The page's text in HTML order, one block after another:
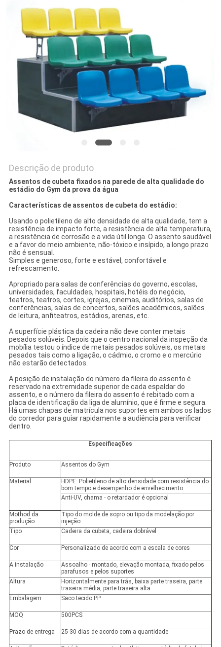
SITE
PRIVACY
POLICY
Descrição de produto
Assentos de cubeta fixados na parede de alta qualidade do
estádio do Gym da prova da água
Características de assentos de cubeta do estádio:
Usando o polietileno de alto densidade de alta qualidade, tem a
resistência de impacto forte, a resistência de alta temperatura,
a resistência de corrosão e a vida útil longa. O assento saudável
e a favor do meio ambiente, não-tóxico e insípido, a longo prazo
não é sensual.
Simples e generoso, forte e estável, confortável e
refrescamento.
Apropriado para salas de conferências do governo, escolas,
universidades, faculdades, hospitais, hotéis do negócio,
teatros, teatros, cortes, igrejas, cinemas, auditórios, salas de
conferências, salas de concertos, salões acadêmicos, salões
de leitura, anfiteatros, estádios, arenas, etc.
A superfície plástica da cadeira não deve conter metais
pesados solúveis. Depois que o centro nacional da inspeção da
mobília testou o índice de metais pesados solúveis, os metais
pesados tais como a ligação, o cádmio, o cromo e o mercúrio
não estarão detectados.
A posição de instalação do número da fileira do assento é
reservado na extremidade superior de cada espaldar do
assento, e o número da fileira do assento é rebitado com a
placa de identificação da liga de alumínio, que é firme e segura.
Há umas chapas de matrícula nos suportes em ambos os lados
do corredor para guiar rapidamente a audiência para verificar
dentro.
Especificações
Produto Assentos do Gym
Material
HDPE: Polietileno de alto densidade com resistência do
bom tempo e desempenho de envelhecimento
Anti-UV, chama - o retardador é opcional
Mothod da
produção
Tipo do molde de sopro ou tipo da modelação por
injeção
Tipo
Cadeira da cubeta, cadeira dobrável
Cor Personalizado de acordo com a escala de cores
A instalação
Assoalho - montado, elevação montada, fixado pelos
parafusos e pelos suportes
Altura
Horizontalmente para trás, baixa parte traseira, parte
traseira média, parte traseira alta
Embalagem
Saco tecido PP
MOQ 500PCS
Prazo de entrega 25-30 dias de acordo com a quantidade